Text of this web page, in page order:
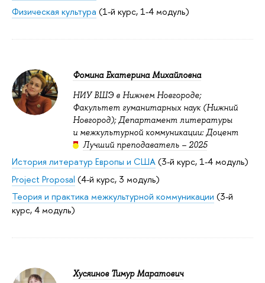
Физическая культура (1-й курс, 1-4 модуль)
Фомина Екатерина Михайловна
НИУ ВШЭ в Нижнем Новгороде;
Факультет гуманитарных наук (Нижний
Новгород); Департамент литературы
и межкультурной коммуникации: Доцент
Лучший преподаватель – 2025
История литератур Европы и США(3-й курс, 1-4 модуль)
Project Proposal (4-й курс, 3 модуль)
Теория и практика межкультурной коммуникации (3-й
курс, 4 модуль)
Хусяинов Тимур Маратович